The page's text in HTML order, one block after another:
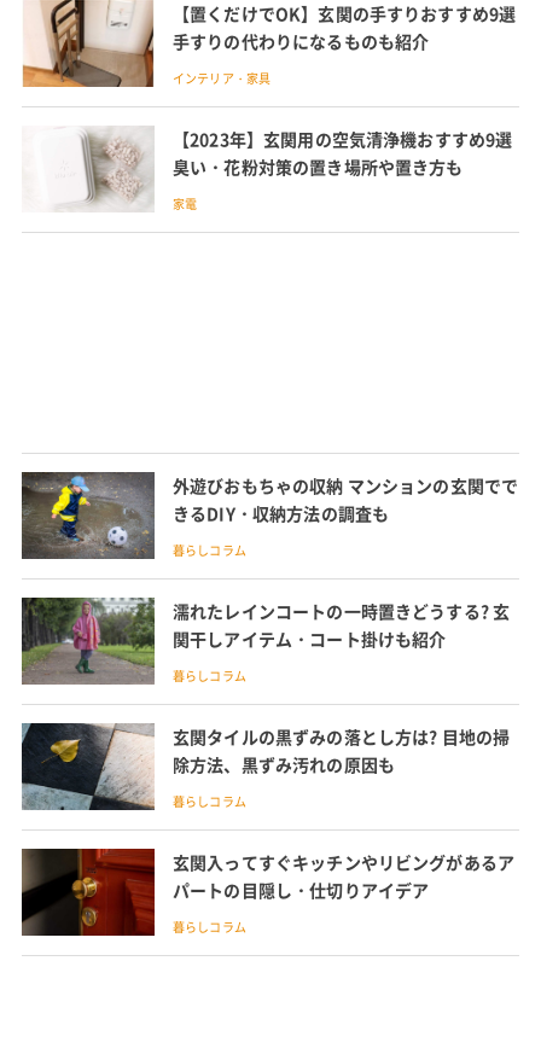
【置くだけでOK】玄関の手すりおすすめ9選
手すりの代わりになるものも紹介
インテリア・家具
【2023年】玄関用の空気清浄機おすすめ9選
臭い・花粉対策の置き場所や置き方も
家電
外遊びおもちゃの収納 マンションの玄関でで
きるDIY・収納方法の調査も
暮らしコラム
濡れたレインコートの一時置きどうする? 玄
関干しアイテム・コート掛けも紹介
暮らしコラム
玄関タイルの黒ずみの落とし方は? 目地の掃
除方法、黒ずみ汚れの原因も
暮らしコラム
玄関入ってすぐキッチンやリビングがあるア
パートの目隠し・仕切りアイデア
暮らしコラム